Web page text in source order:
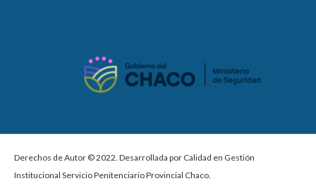
Derechos de Autor © 2022. Desarrollada por Calidad en Gestión
Institucional Servicio Penitenciario Provincial Chaco.